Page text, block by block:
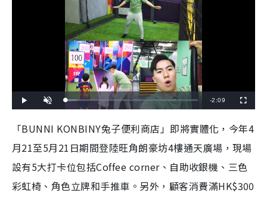
l
n
t
e
L
o
e
d
8
.
7
%
R
a
i
n
-2:09
u
s
c
e
e
「BUNNI KONBINY兔子便利商店」即將實體化，今年4
月21至5月21日期間登陸旺角朗豪坊4樓通天廣場，現場
設有5大打卡位包括Coffee corner、自助收銀機、三色
彩虹椅、角色立牌和手推車。另外，顧客消費滿HK$300